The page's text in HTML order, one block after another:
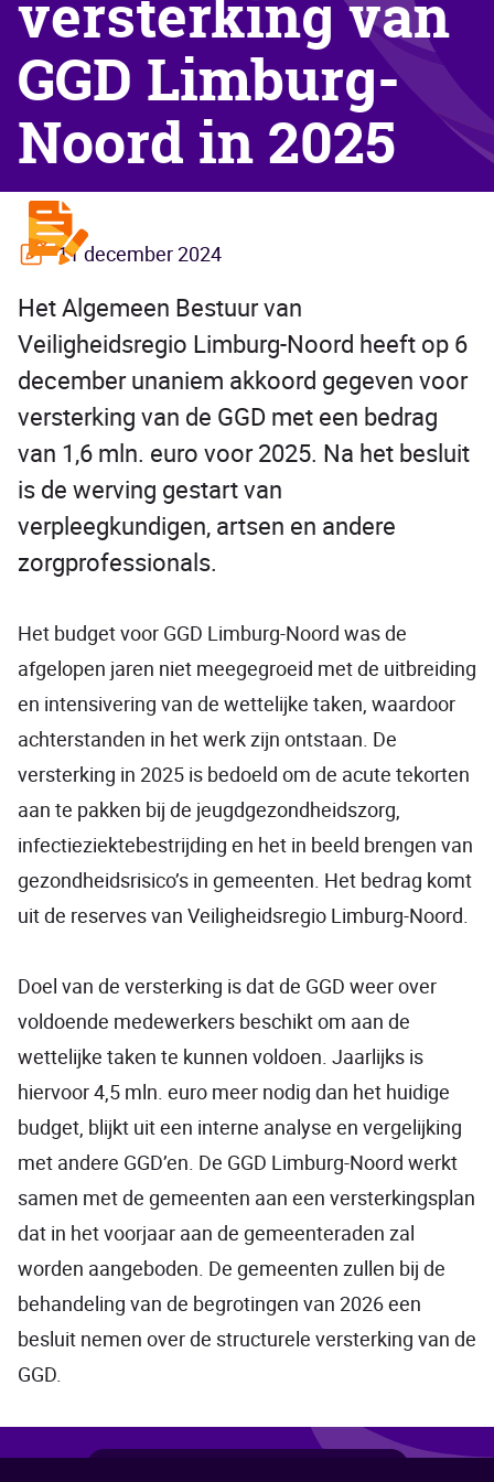
versterking van
GGD Limburg-
Noord in 2025
11 december 2024
Het Algemeen Bestuur van
Veiligheidsregio Limburg-Noord heeft op 6
december unaniem akkoord gegeven voor
versterking van de GGD met een bedrag
van 1,6 mln. euro voor 2025. Na het besluit
is de werving gestart van
verpleegkundigen, artsen en andere
zorgprofessionals.
Het budget voor GGD Limburg-Noord was de
afgelopen jaren niet meegegroeid met de uitbreiding
en intensivering van de wettelijke taken, waardoor
achterstanden in het werk zijn ontstaan. De
versterking in 2025 is bedoeld om de acute tekorten
aan te pakken bij de jeugdgezondheidszorg,
infectieziektebestrijding en het in beeld brengen van
gezondheidsrisico’s in gemeenten. Het bedrag komt
uit de reserves van Veiligheidsregio Limburg-Noord.
Doel van de versterking is dat de GGD weer over
voldoende medewerkers beschikt om aan de
wettelijke taken te kunnen voldoen. Jaarlijks is
hiervoor 4,5 mln. euro meer nodig dan het huidige
budget, blijkt uit een interne analyse en vergelijking
met andere GGD’en. De GGD Limburg-Noord werkt
samen met de gemeenten aan een versterkingsplan
dat in het voorjaar aan de gemeenteraden zal
worden aangeboden. De gemeenten zullen bij de
behandeling van de begrotingen van 2026 een
besluit nemen over de structurele versterking van de
GGD.